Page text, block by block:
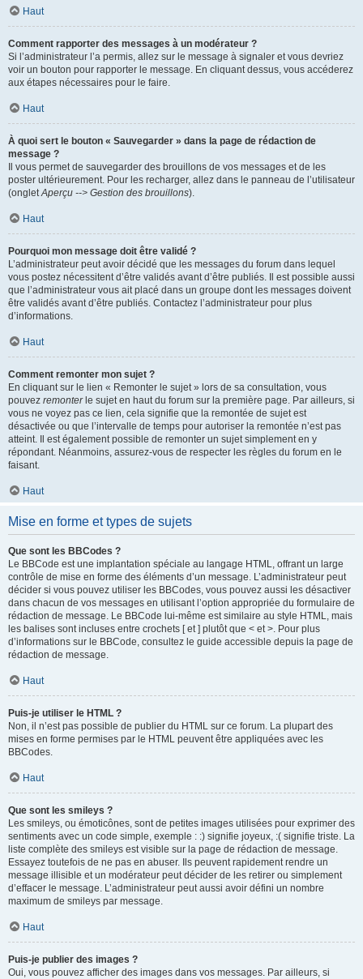
Haut
Comment rapporter des messages à un modérateur ?
Si l’administrateur l’a permis, allez sur le message à signaler et vous devriez
voir un bouton pour rapporter le message. En cliquant dessus, vous accéderez
aux étapes nécessaires pour le faire.
Haut
À quoi sert le bouton « Sauvegarder » dans la page de rédaction de
message ?
Il vous permet de sauvegarder des brouillons de vos messages et de les
poster ultérieurement. Pour les recharger, allez dans le panneau de l’utilisateur
(ongletAperçu --> Gestion des brouillons).
Haut
Pourquoi mon message doit être validé ?
L’administrateur peut avoir décidé que les messages du forum dans lequel
vous postez nécessitent d’être validés avant d’être publiés. Il est possible aussi
que l’administrateur vous ait placé dans un groupe dont les messages doivent
être validés avant d’être publiés. Contactez l’administrateur pour plus
d’informations.
Haut
Comment remonter mon sujet ?
En cliquant sur le lien « Remonter le sujet » lors de sa consultation, vous
pouvez remonterle sujet en haut du forum sur la première page. Par ailleurs, si
vous ne voyez pas ce lien, cela signifie que la remontée de sujet est
désactivée ou que l’intervalle de temps pour autoriser la remontée n’est pas
atteint. Il est également possible de remonter un sujet simplement en y
répondant. Néanmoins, assurez-vous de respecter les règles du forum en le
faisant.
Haut
Mise en forme et types de sujets
Que sont les BBCodes ?
Le BBCode est une implantation spéciale au langage HTML, offrant un large
contrôle de mise en forme des éléments d’un message. L’administrateur peut
décider si vous pouvez utiliser les BBCodes, vous pouvez aussi les désactiver
dans chacun de vos messages en utilisant l’option appropriée du formulaire de
rédaction de message. Le BBCode lui-même est similaire au style HTML, mais
les balises sont incluses entre crochets [ et ] plutôt que < et >. Pour plus
d’informations sur le BBCode, consultez le guide accessible depuis la page de
rédaction de message.
Haut
Puis-je utiliser le HTML ?
Non, il n’est pas possible de publier du HTML sur ce forum. La plupart des
mises en forme permises par le HTML peuvent être appliquées avec les
BBCodes.
Haut
Que sont les smileys ?
Les smileys, ou émoticônes, sont de petites images utilisées pour exprimer des
sentiments avec un code simple, exemple : :) signifie joyeux, :( signifie triste. La
liste complète des smileys est visible sur la page de rédaction de message.
Essayez toutefois de ne pas en abuser. Ils peuvent rapidement rendre un
message illisible et un modérateur peut décider de les retirer ou simplement
d’effacer le message. L’administrateur peut aussi avoir défini un nombre
maximum de smileys par message.
Haut
Puis-je publier des images ?
Oui, vous pouvez afficher des images dans vos messages. Par ailleurs, si